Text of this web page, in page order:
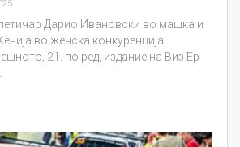
Дарио Ивановски во машка и
во женска конкуренција
21. по ред, издание на Виз Ер